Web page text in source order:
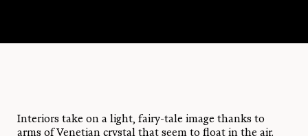
Interiors take on a light, fairy-tale image thanks to
arms of Venetian crystal that seem to float in the air.